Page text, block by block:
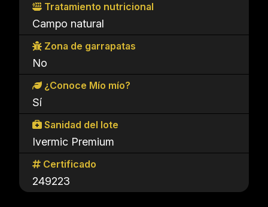
Tratamiento nutricional
Campo natural
Zona de garrapatas
No
¿Conoce Mío mío?
Sí
Sanidad del lote
Ivermic Premium
Certificado
249223